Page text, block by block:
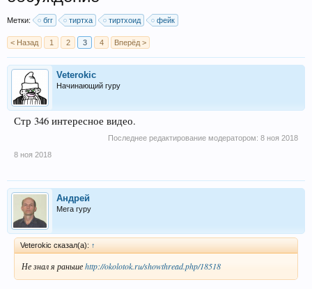
Метки: бгг тиртха тиртхоид фейк
< Назад 1 2 3 4 Вперёд >
Veterokic
Начинающий гуру
Стр 346 интересное видео.
Последнее редактирование модератором: 8 ноя 2018
8 ноя 2018
Андрей
Мега гуру
Veterokic сказал(а): ↑
Не знал я раньшеhttp://okolotok.ru/showthread.php/18518